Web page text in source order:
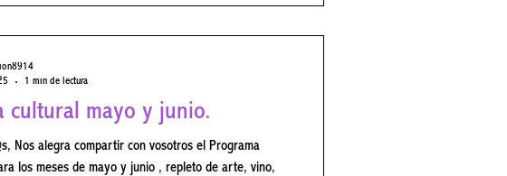
#CicloMúsicas
cultural mayo y junio.
Nos alegra compartir con vosotros el Programa
1 min de lectura